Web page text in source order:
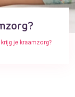
je kraamzorg?